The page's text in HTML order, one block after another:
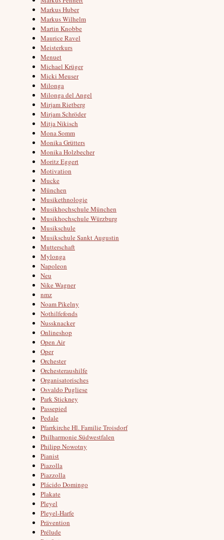
Markus Huber
Markus Wilhelm
Martin Knobbe
Maurice Ravel
Meisterkurs
Menuet
Michael Krüger
Micki Meuser
Milonga
Milonga del Angel
Mirjam Rietberg
Mirjam Schröder
Mitja Nikisch
Mona Somm
Monika Grütters
Monika Holzbecher
Moritz Eggert
Motivation
Mucke
München
Musikethnologie
Musikhochschule München
Musikhochschule Würzburg
Musikschule
Musikschule Sankt Augustin
Mutterschaft
Mylonga
Napoleon
Neu
Nike Wagner
nmz
Noam Pikelny
Nothilfefonds
Nussknacker
Onlineshop
Open Air
Oper
Orchester
Orchesteraushilfe
Organisatorisches
Osvaldo Pugliese
Park Stickney
Passepied
Pedale
Pfarrkirche Hl. Familie Troisdorf
Philharmonie Südwestfalen
Philipp Nowotny
Pianist
Piazolla
Piazzolla
Plácido Domingo
Plakate
Pleyel
Pleyel-Harfe
Prävention
Prélude